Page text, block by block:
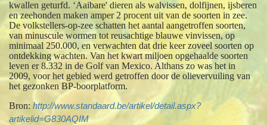
kwallen geturfd. ‘Aaibare' dieren als walvissen, dolfijnen, ijsberen
en zeehonden maken amper 2 procent uit van de soorten in zee.
De volkstellers-op-zee schatten het aantal aangetroffen soorten,
van minuscule wormen tot reusachtige blauwe vinvissen, op
minimaal 250.000, en verwachten dat drie keer zoveel soorten op
ontdekking wachten. Van het kwart miljoen opgehaalde soorten
leven er 8.332 in de Golf van Mexico. Althans zo was het in
2009, voor het gebied werd getroffen door de olievervuiling van
het gezonken BP-boorplatform.
Bron:http://www.standaard.be/artikel/detail.aspx?
artikelid=G830AQIM